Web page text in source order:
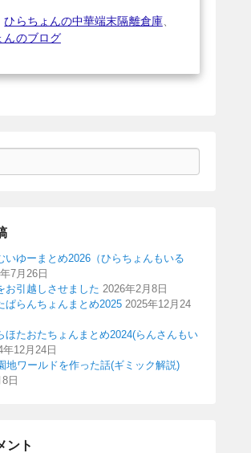
ひらちょんの中華端末隔離倉庫、
んのブログ
いゆーまとめ2026（ひらちょんもいる
7月26日
お引越しさせました 2026年2月8日
ぱらんちょんまとめ2025 2025年12月24
ほたおたちょんまとめ2024(らんさんもい
年12月24日
地ワールドを作った話(ギミック解説)
日
ント